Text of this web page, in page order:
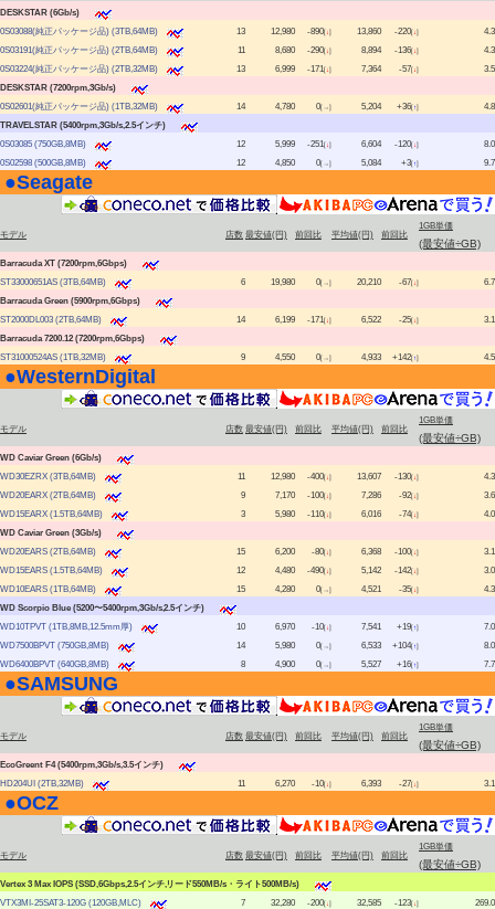
DESKSTAR (6Gb/s)
0S03088(純正パッケージ品) (3TB,64MB)
13 12,980 -890[↓ ] 13,860 -220[↓ ]
4.3
0S03191(純正パッケージ品) (2TB,64MB)
11 8,680 -290[↓ ] 8,894 -136[↓ ]
4.3
0S03224(純正パッケージ品) (2TB,32MB)
13 6,999 -171[↓ ] 7,364 -57[↓ ]
3.5
DESKSTAR (7200rpm,3Gb/s)
0S02601(純正パッケージ品) (1TB,32MB)
14 4,780 0[→] 5,204 +36[↑ ]
4.8
TRAVELSTAR (5400rpm,3Gb/s,2.5インチ)
0S03085 (750GB,8MB)
12 5,999 -251[↓ ] 6,604 -120[↓ ]
8.0
0S02598 (500GB,8MB)
12 4,850 0[→] 5,084 +3[↑ ] 9.7
●Seagate
モデル 店数 最安値(円) 前回比 平均値(円) 前回比
1GB単価
(最安値÷GB)
Barracuda XT (7200rpm,6Gbps)
ST33000651AS (3TB,64MB)
6 19,980 0[→] 20,210 -67[↓ ]
6.7
Barracuda Green (5900rpm,6Gbps)
ST2000DL003 (2TB,64MB)
14 6,199 -171[↓ ] 6,522 -25[↓ ]
3.1
Barracuda 7200.12 (7200rpm,6Gbps)
ST31000524AS (1TB,32MB)
9 4,550 0[→] 4,933 +142[↑ ] 4.5
●WesternDigital
モデル 店数 最安値(円) 前回比 平均値(円) 前回比
1GB単価
(最安値÷GB)
WD Caviar Green (6Gb/s)
WD30EZRX (3TB,64MB)
11 12,980 -400[↓ ] 13,607 -130[↓ ]
4.3
WD20EARX (2TB,64MB)
9 7,170 -100[↓ ] 7,286 -92[↓ ]
3.6
WD15EARX (1.5TB,64MB)
3 5,980 -110[↓ ] 6,016 -74[↓ ]
4.0
WD Caviar Green (3Gb/s)
WD20EARS (2TB,64MB)
15 6,200 -80[↓ ] 6,368 -100[↓ ]
3.1
WD15EARS (1.5TB,64MB)
12 4,480 -490[↓ ] 5,142 -142[↓ ]
3.0
WD10EARS (1TB,64MB)
15 4,280 0[→] 4,521 -35[↓ ]
4.3
WD Scorpio Blue (5200〜5400rpm,3Gb/s,2.5インチ)
WD10TPVT (1TB,8MB,12.5mm厚)
10 6,970 -10[↓ ] 7,541 +19[↑ ]
7.0
WD7500BPVT (750GB,8MB)
14 5,980 0[→] 6,533 +104[↑ ]
8.0
WD6400BPVT (640GB,8MB)
8 4,900 0[→] 5,527 +16[↑ ] 7.7
●SAMSUNG
モデル 店数 最安値(円) 前回比 平均値(円) 前回比
1GB単価
(最安値÷GB)
EcoGreent F4 (5400rpm,3Gb/s,3.5インチ)
HD204UI (2TB,32MB)
11 6,270 -10[↓ ] 6,393 -27[↓ ] 3.1
●OCZ
モデル 店数 最安値(円) 前回比 平均値(円) 前回比
1GB単価
(最安値÷GB)
Vertex 3 Max IOPS (SSD,6Gbps,2.5インチ,リード550MB/s・ライト500MB/s)
VTX3MI-25SAT3-120G (120GB,MLC)
7 32,280 -200[↓ ] 32,585 -123[↓ ]
269.0